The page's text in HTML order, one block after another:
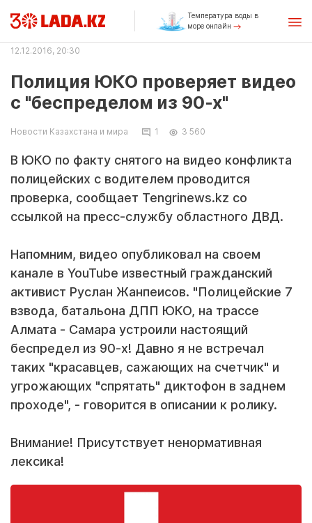
Температура воды в
море онлайн
12.12.2016, 20:30
Полиция ЮКО проверяет видео
с "беспределом из 90-х"
Новости Казахстана и мира 1 3 560
В ЮКО по факту снятого на видео конфликта
полицейских с водителем проводится
проверка, сообщает Tengrinews.kz со
ссылкой на пресс-службу областного ДВД.
Напомним, видео опубликовал на своем
канале в YouTube известный гражданский
активист Руслан Жанпеисов. "Полицейские 7
взвода, батальона ДПП ЮКО, на трассе
Алмата - Самара устроили настоящий
беспредел из 90-х! Давно я не встречал
таких "красавцев, сажающих на счетчик" и
угрожающих "спрятать" диктофон в заднем
проходе", - говорится в описании к ролику.
Внимание! Присутствует ненормативная
лексика!